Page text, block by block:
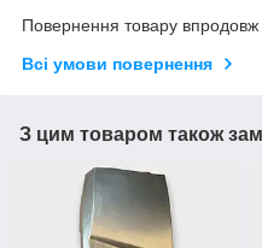
Повернення товару впродовж
Всі умови повернення
З цим товаром також